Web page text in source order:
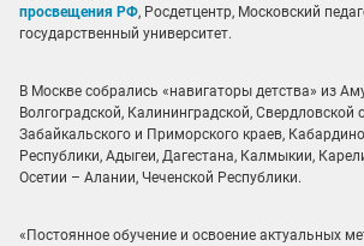
просвещения РФ, Росдетцентр, Московский
государственный университет.
В Москве собрались «навигаторы детства» из
Волгоградской, Калининградской, Свердловской
Забайкальского и Приморского краев,
Республики, Адыгеи, Дагестана, Калмыкии,
Осетии – Алании, Чеченской Республики.
«Постоянное обучение и освоение актуальных